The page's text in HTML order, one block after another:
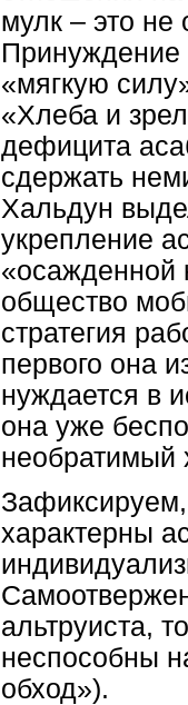
мулк – это не
Принуждение
«мягкую
«Хлеба и
дефицита
сдержать
Хальдун
укрепление
«осажденной
общество
стратегия
первого она
нуждается в
она уже
необратимый
характерны
альтруиста,
неспособны
обход»).